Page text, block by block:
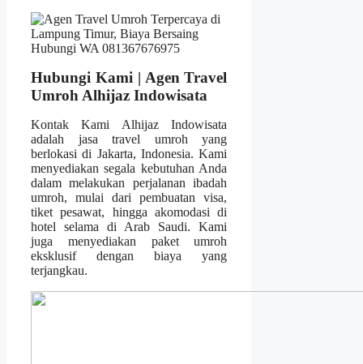
Hubungi Kami | Agen Travel
Umroh Alhijaz Indowisata
Kontak Kami Alhijaz Indowisata
adalah jasa travel umroh yang
berlokasi di Jakarta, Indonesia. Kami
menyediakan segala kebutuhan Anda
dalam melakukan perjalanan ibadah
umroh, mulai dari pembuatan visa,
tiket pesawat, hingga akomodasi di
hotel selama di Arab Saudi. Kami
juga menyediakan paket umroh
eksklusif dengan biaya yang
terjangkau.